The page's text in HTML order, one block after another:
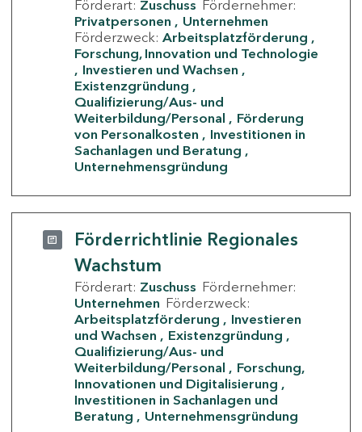
Förderart: Zuschuss Fördernehmer:
Privatpersonen
Unternehmen
Förderzweck: Arbeitsplatzförderung
Forschung, Innovation und Technologie
Investieren und Wachsen
Existenzgründung
Qualifizierung/Aus- und
Weiterbildung/Personal
Förderung
von Personalkosten
Investitionen in
Sachanlagen und Beratung
Unternehmensgründung
Förderrichtlinie Regionales
Wachstum
Förderart: Zuschuss Fördernehmer:
Unternehmen Förderzweck:
Arbeitsplatzförderung
Investieren
und Wachsen
Existenzgründung
Qualifizierung/Aus- und
Weiterbildung/Personal
Forschung,
Innovationen und Digitalisierung
Investitionen in Sachanlagen und
Beratung
Unternehmensgründung